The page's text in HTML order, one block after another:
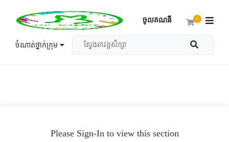
ចំណាត់ថ្នាក់ក្រុម
0
ចូលគណនី
Please Sign-In to view this section